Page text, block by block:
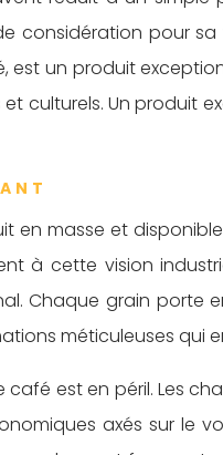
considération pour
est un produit
culturels. Un produit
en masse et
à cette vision
Chaque grain porte
méticuleuses qui
est en péril. Les
axés sur le